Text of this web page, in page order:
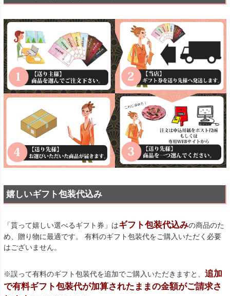
嬉しいギフト包装代込み
「貰って嬉しい選べるギフト券」はギフト包装代込みの商品のた
め、贈り物に最適です。 有料のギフト包装代をご購入いただく必要
はございません。
※誤って有料のギフト包装代を追加でご購入いただきますと、 追加
で有料ギフト包装代が加算されたままの金額がご請求さ